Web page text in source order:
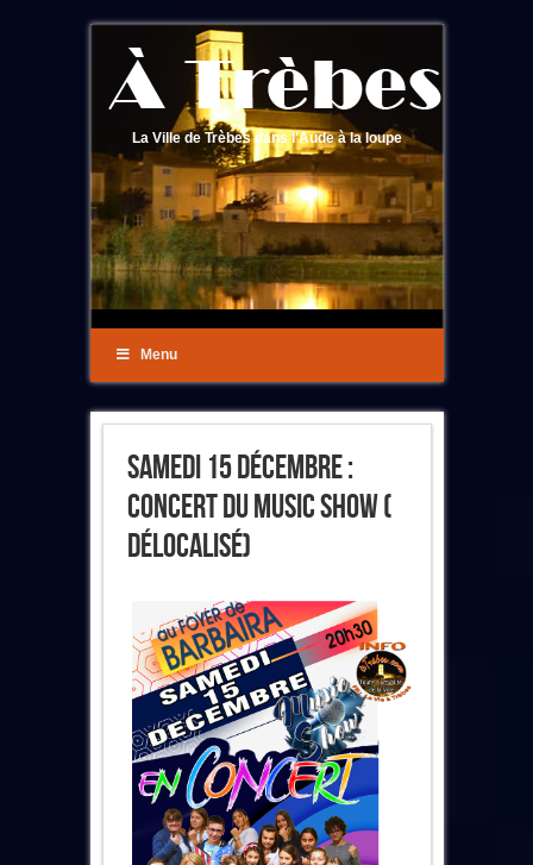
La Ville de Trèbes dans l'Aude à la loupe
Menu
Samedi 15 Décembre :
Concert Du Music Show (
Délocalisé)